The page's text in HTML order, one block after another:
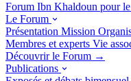
Forum Ibn Khaldoun pour
Le Forum
Présentation Mission
Membres et experts Vie
Découvrir le Forum →
Publications